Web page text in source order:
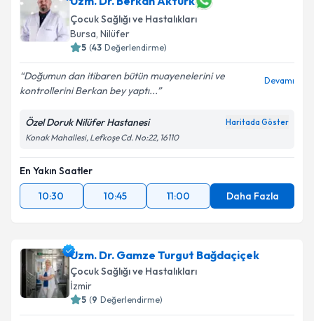
E-posta Adresiniz
Kişisel verilerimin işlenmesine ilişkin
kapsamda işlenmesini kabul ediyorum.
Takvim Talebini Gönder
Çocuk Sağlığı ve Hastalıkları
Bursa, Nilüfer
5 (43 Değerlendirme)
Doğumun dan itibaren bütün muayenelerini ve
kontrollerini Berkan bey yaptı...
Devamı
Özel Doruk Nilüfer Hastanesi Haritada Göster
Konak Mahallesi, Lefkoşe Cd. No:22, 16110
En Yakın Saatler
10:30
10:45 11:00 Daha Fazla
Uzm. Dr. Gamze Turgut Bağdaçiçek
Çocuk Sağlığı ve Hastalıkları
İzmir
5 (9 Değerlendirme)